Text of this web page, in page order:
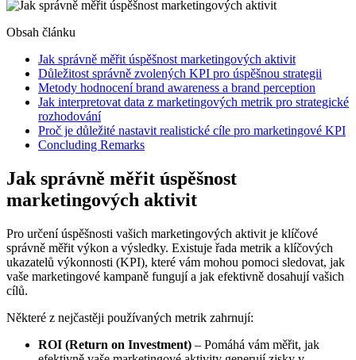
Obsah článku
Jak správně měřit úspěšnost marketingových aktivit
Důležitost správně zvolených KPI pro úspěšnou strategii
Metody hodnocení brand awareness a brand perception
Jak interpretovat data z marketingových metrik pro strategické
rozhodování
Proč je důležité nastavit realistické cíle pro marketingové KPI
Concluding Remarks
Jak správně měřit úspěšnost
marketingových aktivit
Pro určení úspěšnosti vašich marketingových aktivit je klíčové
správně měřit výkon a výsledky. Existuje řada metrik a klíčových
ukazatelů výkonnosti (KPI), které vám mohou pomoci sledovat, jak
vaše marketingové kampaně fungují a jak efektivně dosahují vašich
cílů.
Některé z nejčastěji používaných metrik zahrnují:
ROI (Return on Investment) – Pomáhá vám měřit, jak